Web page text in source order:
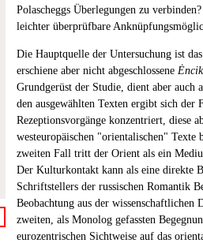
Polascheggs Überlegungen zu
leichter überprüfbare
Die Hauptquelle der Untersuchung ist
erschiene aber nicht abgeschlossene
Grundgerüst der Studie, dient aber auch
den ausgewählten Texten ergibt sich
Rezeptionsvorgänge konzentriert, diese
westeuropäischen "orientalischen"
zweiten Fall tritt der Orient als ein
Der Kulturkontakt kann als eine direkte
Schriftstellers der russischen Romantik
Beobachtung aus der
zweiten, als Monolog gefassten
eurozentrischen Sichtweise auf das